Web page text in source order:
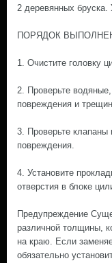
2 деревянных бруска.
ПОРЯДОК
1. Очистите головку
2. Проверьте
повреждения и
3. Проверьте клапаны
повреждения.
4. Установите
отверстия в блоке
Предупреждение
различной толщины,
на краю. Если
обязательно